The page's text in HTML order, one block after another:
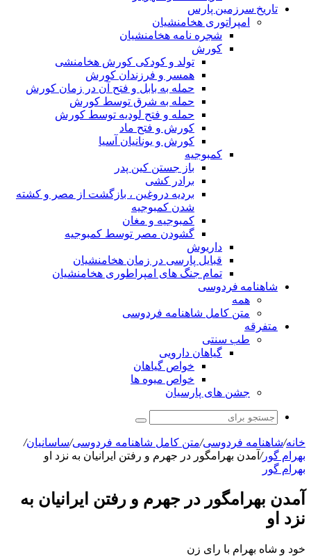
تاریخ سرزمین پارس
امپراتوری هخامنشیان
شجره نامه هخامنشیان
کورش
تولد و کودکی کورش هخامنشی
همسر و فرزندان کورش
حمله به بابل و فتح آن در زمان کورش
حمله به شرق توسط کورش
حمله و فتح لودیه توسط کورش
کورش و فتح ماد
کورش و یونانیان آسیا
کمبوجیه
باز جستن کین پدر
برادر کشی
بردیه دروغین ، بازگشت از مصر و کشته
شدن کمبوجیه
کمبوجیه و مغان
گشودن مصر توسط کمبوجیه
داریوش
قبایل پارسی در زمان هخامنشیان
تمام جنگ های امپراطوری هخامنشیان
شاهنامه فردوسی
همه
متن کامل شاهنامه فردوسی
متفرقه
طب سنتی
گیاهان دارویی
خواص گیاهان
خواص میوه ها
جشن های پارسیان
جستجو
برای
خانه/شاهنامه فردوسی/متن کامل شاهنامه فردوسی/ساسانیان/
بهرام گور/ آمدن بهرام‏گور در جهرم و رفتن ایرانیان به نزد او
بهرام گور
آمدن بهرام‏گور در جهرم و رفتن ایرانیان به
نزد او
خود و شاه بهرام با راى زن